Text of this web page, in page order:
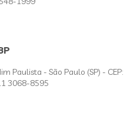
Paulista - São Paulo (SP) - CEP:
3068-8595